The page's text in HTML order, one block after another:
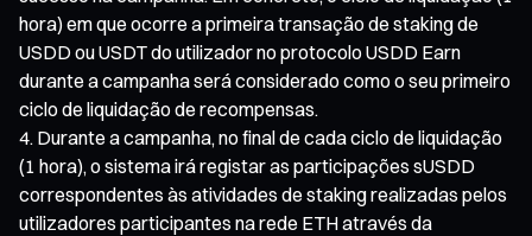
hora) em que ocorre a primeira transação de staking de
USDD ou USDT do utilizador no protocolo USDD Earn
durante a campanha será considerado como o seu primeiro
ciclo de liquidação de recompensas.
Durante a campanha, no final de cada ciclo de liquidação
(1 hora), o sistema irá registar as participações sUSDD
correspondentes às atividades de staking realizadas pelos
utilizadores participantes na rede ETH através da